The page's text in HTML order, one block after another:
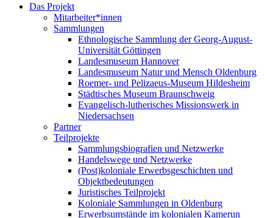
Das Projekt
Mitarbeiter*innen
Sammlungen
Ethnologische Sammlung der Georg-August-
Universität Göttingen
Landesmuseum Hannover
Landesmuseum Natur und Mensch Oldenburg
Roemer- und Pelizaeus-Museum Hildesheim
Städtisches Museum Braunschweig
Evangelisch-lutherisches Missionswerk in
Niedersachsen
Partner
Teilprojekte
Sammlungsbiografien und Netzwerke
Handelswege und Netzwerke
(Post)koloniale Erwerbsgeschichten und
Objektbedeutungen
Juristisches Teilprojekt
Koloniale Sammlungen in Oldenburg
Erwerbsumstände im kolonialen Kamerun